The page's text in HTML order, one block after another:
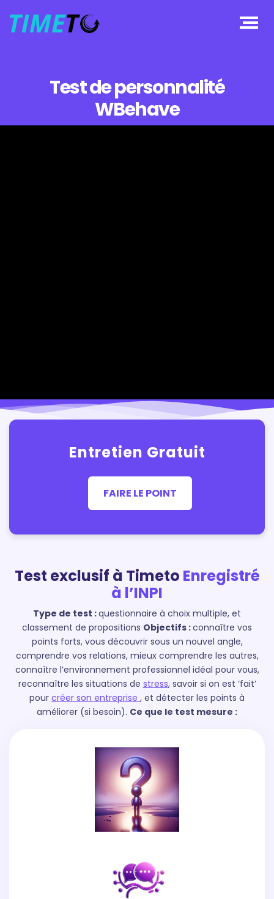
Test de personnalité
WBehave
Entretien Gratuit
FAIRE LE POINT
Test exclusif à Timeto Enregistré
à l’INPI
Type de test :questionnaire à choix multiple, et
classement de propositions Objectifs :connaître vos
points forts, vous découvrir sous un nouvel angle,
comprendre vos relations, mieux comprendre les autres,
connaître l’environnement professionnel idéal pour vous,
reconnaître les situations de stress, savoir si on est ‘fait’
pour créer son entreprise , et détecter les points à
améliorer (si besoin). Ce que le test mesure :